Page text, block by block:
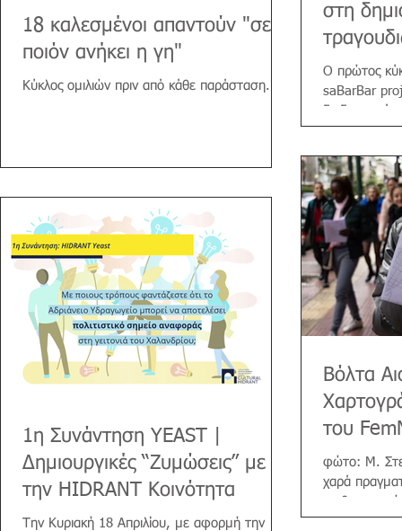
18 καλεσμένοι απαντούν "σε
ποιόν ανήκει η γη"
Κύκλος ομιλιών πριν από κάθε παράσταση...
1η Συνάντηση YEAST |
Δημιουργικές “Ζυμώσεις” με
την HIDRANT Κοινότητα
Την Κυριακή 18 Απριλίου, με αφορμή την
στη
O πρώτος
saBarBar
για τη
Βόλτα
του
φώτο: Μ.
χαρά
του